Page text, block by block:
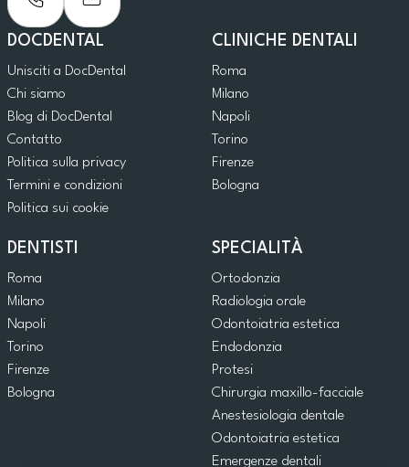
DOCDENTAL
Unisciti a DocDental
Chi siamo
Blog di DocDental
Contatto
Politica sulla privacy
Termini e condizioni
Politica sui cookie
CLINICHE DENTALI
Roma
Milano
Napoli
Torino
Firenze
Bologna
DENTISTI
Roma
Milano
Napoli
Torino
Firenze
Bologna
SPECIALITÀ
Ortodonzia
Radiologia orale
Odontoiatria estetica
Endodonzia
Protesi
Chirurgia maxillo-facciale
Anestesiologia dentale
Odontoiatria estetica
Emergenze dentali